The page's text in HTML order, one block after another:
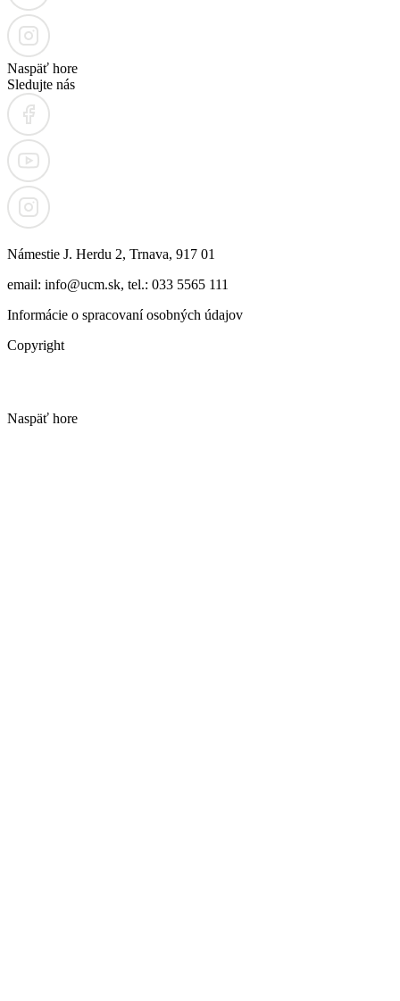
Naspäť hore
Sledujte nás
Námestie J. Herdu 2, Trnava, 917 01
email: info@ucm.sk, tel.: 033 5565 111
Informácie o spracovaní osobných údajov
Copyright
Naspäť hore